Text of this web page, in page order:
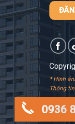
* Hình
Thông
0936